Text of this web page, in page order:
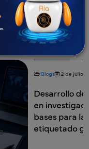
Libros electrónicos
Blogs 2 de julio
Desarrollo
en
bases para
etiquetado